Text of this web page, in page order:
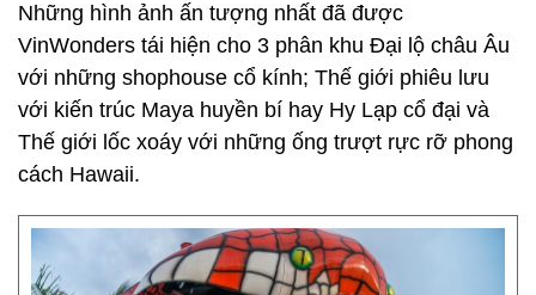
Những hình ảnh ấn tượng nhất đã được
VinWonders tái hiện cho 3 phân khu Đại lộ châu Âu
với những shophouse cổ kính; Thế giới phiêu lưu
với kiến trúc Maya huyền bí hay Hy Lạp cổ đại và
Thế giới lốc xoáy với những ống trượt rực rỡ phong
cách Hawaii.